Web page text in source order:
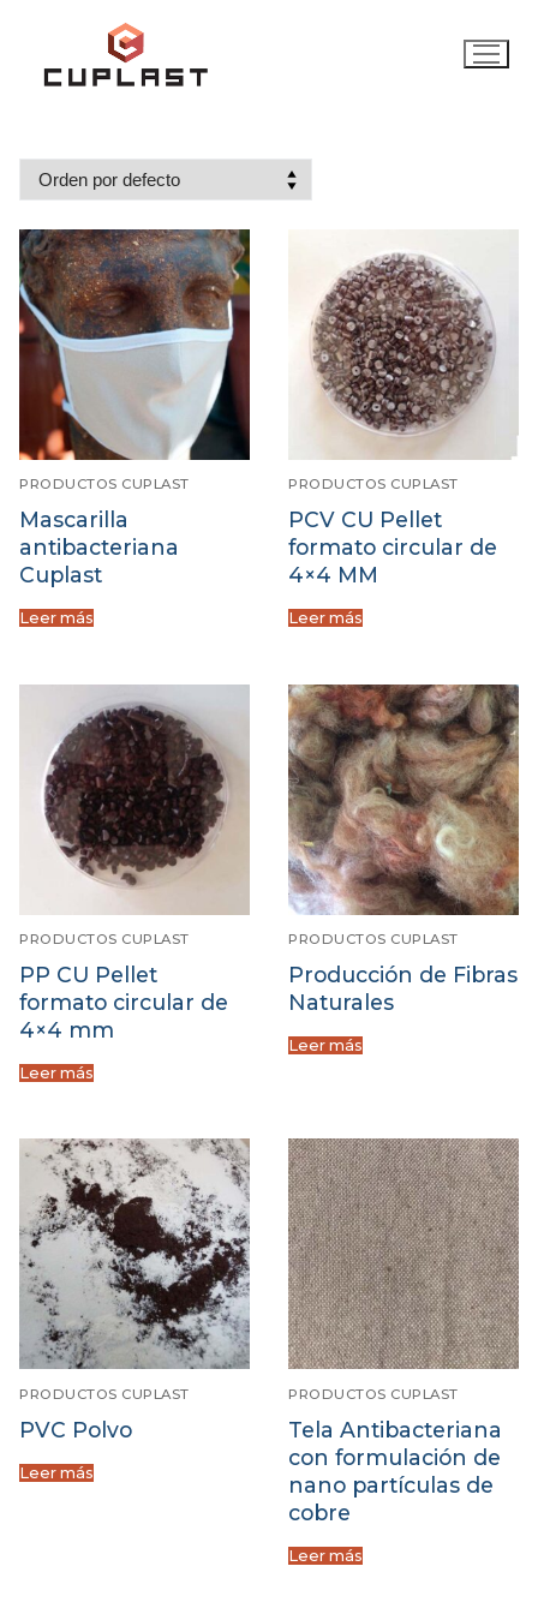
contenido
PRODUCTOS CUPLAST
Mascarilla
antibacteriana
Cuplast
Leer más
PRODUCTOS CUPLAST
PCV CU Pellet
formato circular de
4×4 MM
Leer más
PRODUCTOS CUPLAST
PP CU Pellet
formato circular de
4×4 mm
Leer más
PRODUCTOS CUPLAST
Producción de Fibras
Naturales
Leer más
PRODUCTOS CUPLAST
PVC Polvo
Leer más
PRODUCTOS CUPLAST
Tela Antibacteriana
con formulación de
nano partículas de
cobre
Leer más